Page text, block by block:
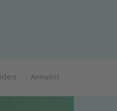
Annunci